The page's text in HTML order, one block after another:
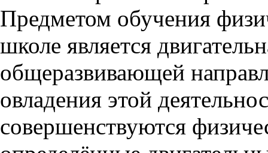
Предметом обучения
школе является
общеразвивающей
овладения этой
совершенствуются